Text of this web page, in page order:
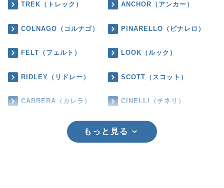
TREK（トレック） ANCHOR（アンカー）
COLNAGO（コルナゴ） PINARELLO（ピナレロ）
FELT（フェルト） LOOK（ルック）
RIDLEY（リドレー） SCOTT（スコット）
CARRERA（カレラ） CINELLI（チネリ）
もっと見る